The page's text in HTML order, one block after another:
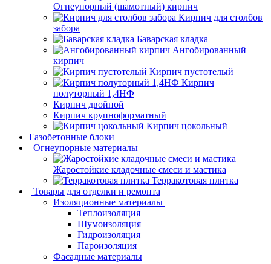
Огнеупорный (шамотный) кирпич
Кирпич для столбов
забора
Баварская кладка
Ангобированный
кирпич
Кирпич пустотелый
Кирпич
полуторный 1,4НФ
Кирпич двойной
Кирпич крупноформатный
Кирпич цокольный
Газобетонные блоки
Огнеупорные материалы
Жаростойкие кладочные смеси и мастика
Терракотовая плитка
Товары для отделки и ремонта
Изоляционные материалы
Теплоизоляция
Шумоизоляция
Гидроизоляция
Пароизоляция
Фасадные материалы